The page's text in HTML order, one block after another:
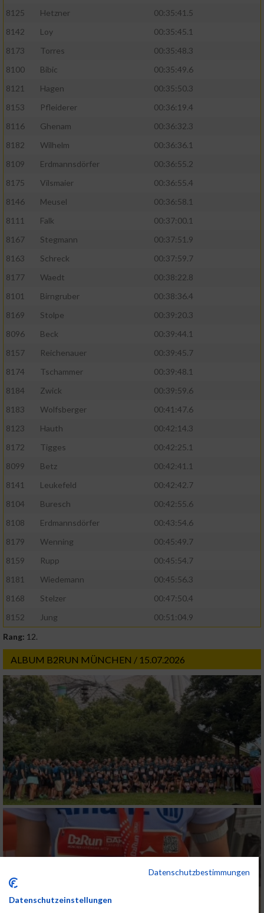
8125 Hetzner
00:35:41.5
8142
Loy
00:35:45.1
8173
Torres
00:35:48.3
8100
Bibic
00:35:49.6
8121
Hagen
00:35:50.3
8153
Pfleiderer
00:36:19.4
8116
Ghenam
00:36:32.3
8182
Wilhelm
00:36:36.1
8109
Erdmannsdörfer
00:36:55.2
8175
Vilsmaier
00:36:55.4
8146
Meusel
00:36:58.1
8111
Falk
00:37:00.1
8167
Stegmann
00:37:51.9
8163
Schreck
00:37:59.7
8177
Waedt
00:38:22.8
8101
Birngruber
00:38:36.4
8169
Stolpe
00:39:20.3
8096
Beck
00:39:44.1
8157
Reichenauer
00:39:45.7
8174
Tschammer
00:39:48.1
8184
Zwick
00:39:59.6
8183
Wolfsberger
00:41:47.6
8123
Hauth
00:42:14.3
8172
Tigges
00:42:25.1
8099
Betz
00:42:41.1
8141
Leukefeld
00:42:42.7
8104
Buresch
00:42:55.6
8108
Erdmannsdörfer
00:43:54.6
8179
Wenning
00:45:49.7
8159
Rupp
00:45:54.7
8181
Wiedemann
00:45:56.3
8168
Stelzer
00:47:50.4
8152
Jung
00:51:04.9
Rang: 12.
ALBUM B2RUN MÜNCHEN / 15.07.2026
Datenschutzbestimmungen
Datenschutzeinstellungen